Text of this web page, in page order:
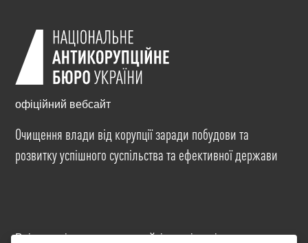
офіційний вебсайт
Очищення влади від корупції заради побудови та
розвитку успішного суспільства та ефективної держави
Всі матеріали на цьому сайті розміщені на умовах